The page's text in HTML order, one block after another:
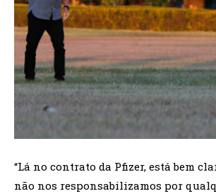
“Lá no contrato da Pfizer, está bem
não nos responsabilizamos por